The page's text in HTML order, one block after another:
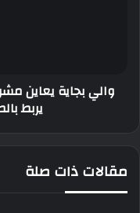
يربط
بالطريق
والي بجاية يعاين
يربط
مقالات ذات صلة